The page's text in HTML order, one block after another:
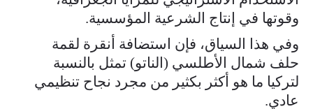
وقوتها في إنتاج الشرعية المؤسسية.
وفي هذا السياق، فإن استضافة أنقرة لقمة
حلف شمال الأطلسي (الناتو) تمثل بالنسبة
لتركيا ما هو أكثر بكثير من مجرد نجاح تنظيمي
عادي.